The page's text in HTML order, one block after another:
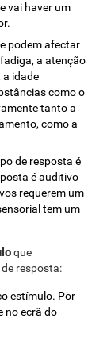
vai haver um
podem afectar
a atenção
idade
como o
tanto a
como a
de resposta é
é auditivo
requerem um
tem um
que
resposta:
estímulo. Por
no ecrã do